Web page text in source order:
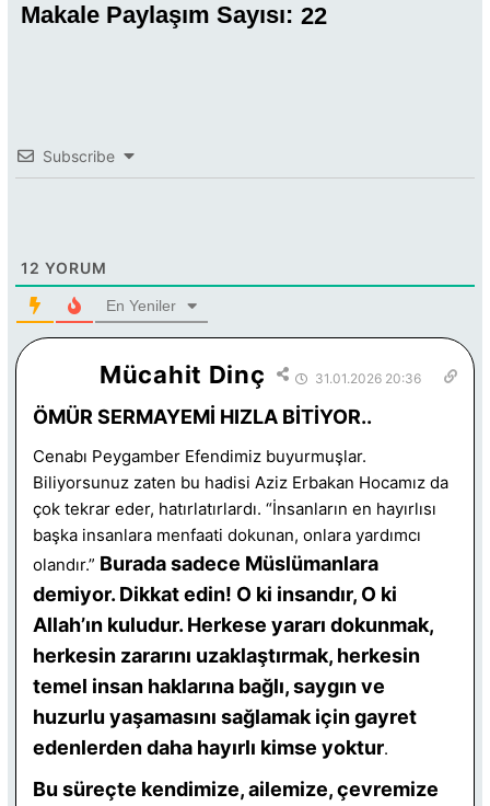
Makale Paylaşım Sayısı: 22
Subscribe
12 YORUM
En Yeniler
Mücahit Dinç 31.01.2026 20:36
ÖMÜR SERMAYEMİ HIZLA BİTİYOR..
Cenabı Peygamber Efendimiz buyurmuşlar.
Biliyorsunuz zaten bu hadisi Aziz Erbakan Hocamız da
çok tekrar eder, hatırlatırlardı. “İnsanların en hayırlısı
başka insanlara menfaati dokunan, onlara yardımcı
olandır.” Burada sadece Müslümanlara
demiyor. Dikkat edin! O ki insandır, O ki
Allah’ın kuludur. Herkese yararı dokunmak,
herkesin zararını uzaklaştırmak, herkesin
temel insan haklarına bağlı, saygın ve
huzurlu yaşamasını sağlamak için gayret
edenlerden daha hayırlı kimse yoktur.
Bu süreçte kendimize, ailemize, çevremize